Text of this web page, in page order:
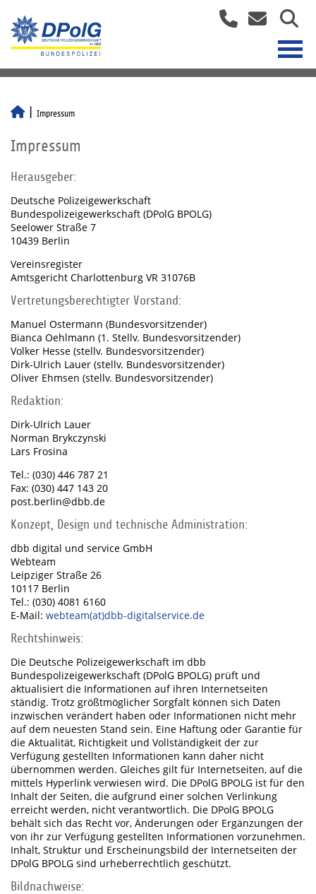
Impressum
Impressum
Herausgeber:
Deutsche Polizeigewerkschaft
Bundespolizeigewerkschaft (DPolG BPOLG)
Seelower Straße 7
10439 Berlin
Vereinsregister
Amtsgericht Charlottenburg VR 31076B
Vertretungsberechtigter Vorstand:
Manuel Ostermann (Bundesvorsitzender)
Bianca Oehlmann (1. Stellv. Bundesvorsitzender)
Volker Hesse (stellv. Bundesvorsitzender)
Dirk-Ulrich Lauer (stellv. Bundesvorsitzender)
Oliver Ehmsen (stellv. Bundesvorsitzender)
Redaktion:
Dirk-Ulrich Lauer
Norman Brykczynski
Lars Frosina
Tel.: (030) 446 787 21
Fax: (030) 447 143 20
post.berlin@dbb.de
Konzept, Design und technische Administration:
dbb digital und service GmbH
Webteam
Leipziger Straße 26
10117 Berlin
Tel.: (030) 4081 6160
E-Mail: webteam(at)dbb-digitalservice.de
Rechtshinweis:
Die Deutsche Polizeigewerkschaft im dbb
Bundespolizeigewerkschaft (DPolG BPOLG) prüft und
aktualisiert die Informationen auf ihren Internetseiten
ständig. Trotz größtmöglicher Sorgfalt können sich Daten
inzwischen verändert haben oder Informationen nicht mehr
auf dem neuesten Stand sein. Eine Haftung oder Garantie für
die Aktualität, Richtigkeit und Vollständigkeit der zur
Verfügung gestellten Informationen kann daher nicht
übernommen werden. Gleiches gilt für Internetseiten, auf die
mittels Hyperlink verwiesen wird. Die DPolG BPOLG ist für den
Inhalt der Seiten, die aufgrund einer solchen Verlinkung
erreicht werden, nicht verantwortlich. Die DPolG BPOLG
behält sich das Recht vor, Änderungen oder Ergänzungen der
von ihr zur Verfügung gestellten Informationen vorzunehmen.
Inhalt, Struktur und Erscheinungsbild der Internetseiten der
DPolG BPOLG sind urheberrechtlich geschützt.
Bildnachweise: